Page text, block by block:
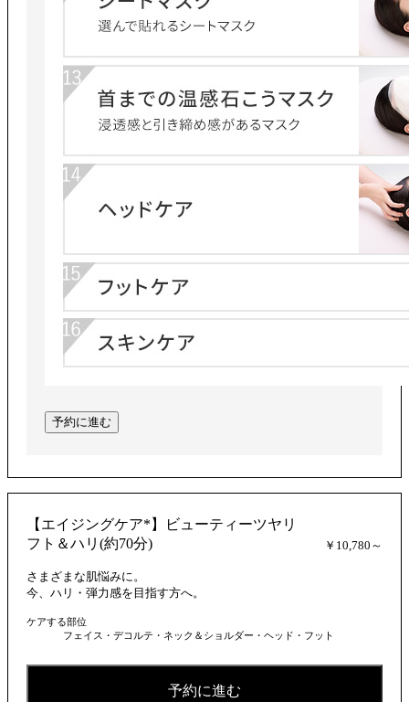
予約に進む
【エイジングケア*】ビューティーツヤリ
フト＆ハリ(約70分)
￥10,780～
さまざまな肌悩みに。
今、ハリ・弾力感を目指す方へ。
ケアする部位
フェイス・デコルテ・ネック＆ショルダー・ヘッド・フット
予約に進む